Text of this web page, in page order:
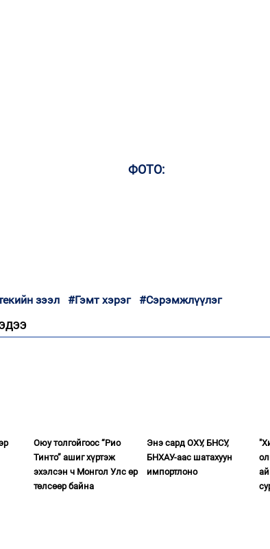
ФОТО:
зээл #Гэмт хэрэг
#Сэрэмжлүүлэг
Оюу толгойгоос “Рио
Тинто” ашиг хүртэж
эхэлсэн ч Монгол Улс өр
төлсөөр байна
Энэ сард ОХУ, БНСУ,
БНХАУ-аас шатахуун
импортлоно